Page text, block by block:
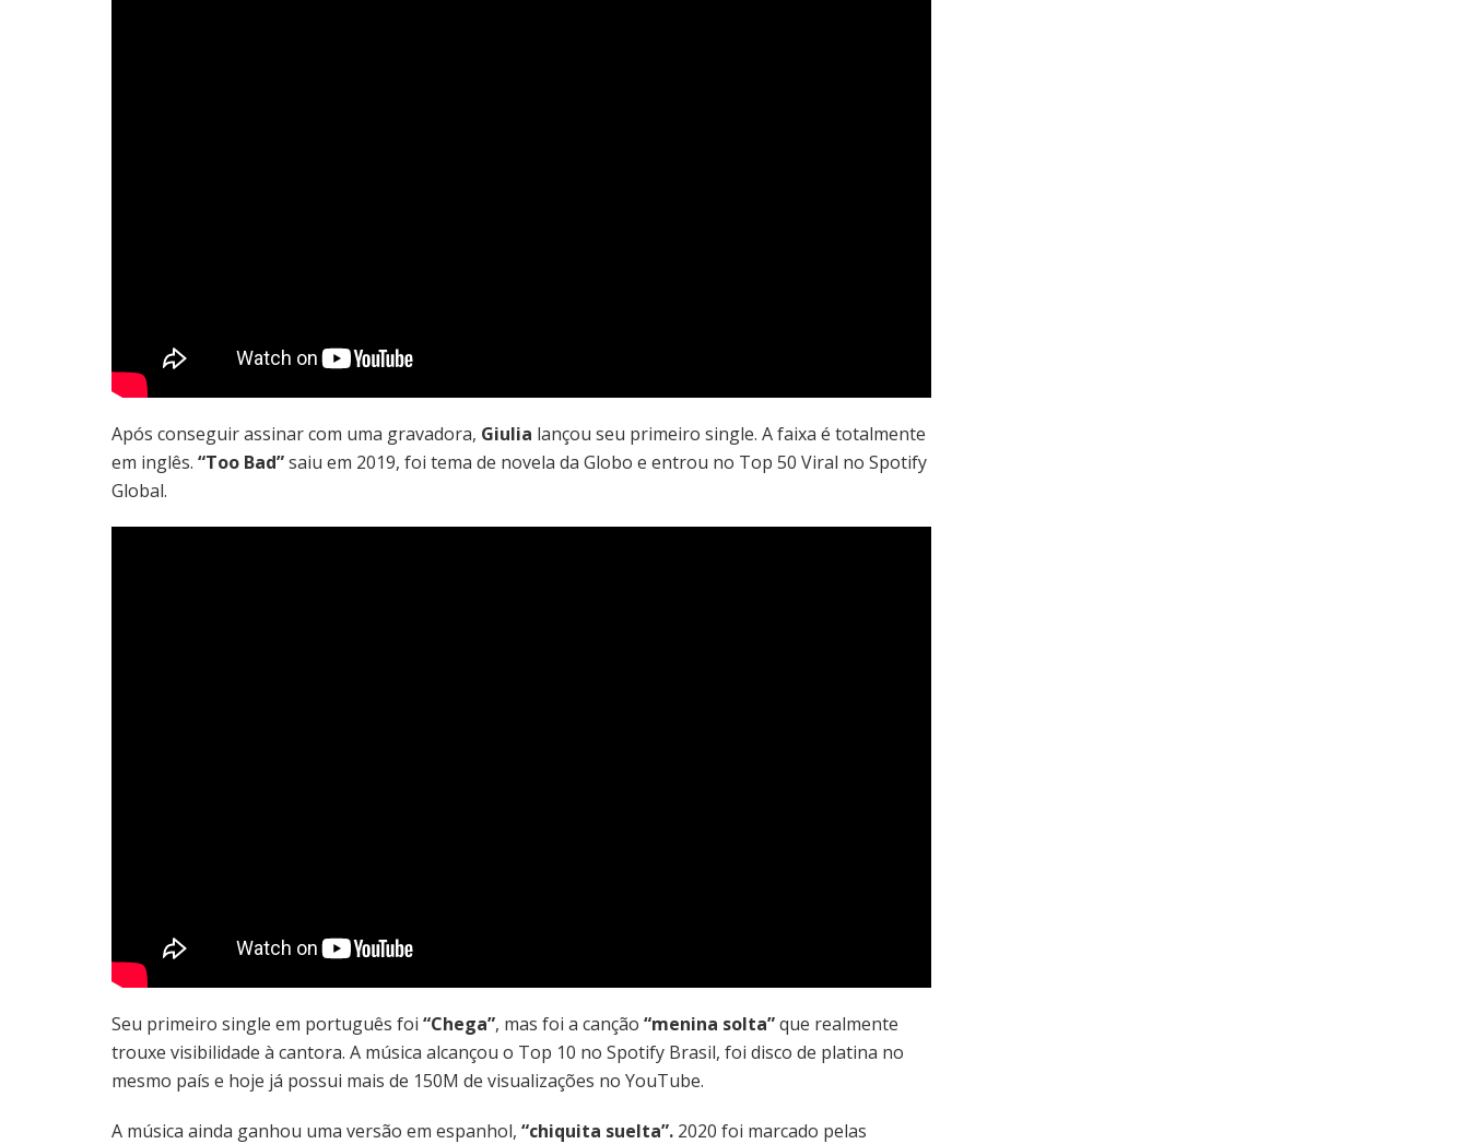
Após conseguir assinar com uma gravadora, Giulia lançou seu primeiro single. A faixa é totalmente
em inglês. “Too Bad”saiu em 2019, foi tema de novela da Globo e entrou no Top 50 Viral no Spotify
Global.
Seu primeiro single em português foi “Chega”, mas foi a canção “menina solta”que realmente
trouxe visibilidade à cantora. A música alcançou o Top 10 no Spotify Brasil, foi disco de platina no
mesmo país e hoje já possui mais de 150M de visualizações no YouTube.
A música ainda ganhou uma versão em espanhol, “chiquita suelta”. 2020 foi marcado pelas